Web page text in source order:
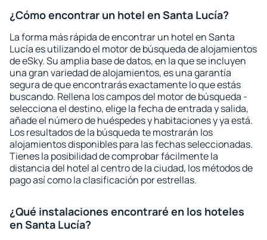
¿Cómo encontrar un hotel en Santa Lucía?
La forma más rápida de encontrar un hotel en Santa
Lucía es utilizando el motor de búsqueda de alojamientos
de eSky. Su amplia base de datos, en la que se incluyen
una gran variedad de alojamientos, es una garantía
segura de que encontrarás exactamente lo que estás
buscando. Rellena los campos del motor de búsqueda -
selecciona el destino, elige la fecha de entrada y salida,
añade el número de huéspedes y habitaciones y ya está.
Los resultados de la búsqueda te mostrarán los
alojamientos disponibles para las fechas seleccionadas.
Tienes la posibilidad de comprobar fácilmente la
distancia del hotel al centro de la ciudad, los métodos de
pago así como la clasificación por estrellas.
¿Qué instalaciones encontraré en los hoteles
en Santa Lucía?